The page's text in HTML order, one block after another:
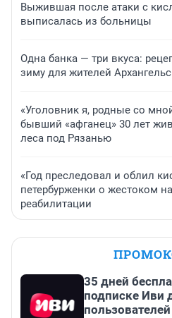
Выжившая после атаки с
выписалась из больницы
Одна банка — три вкуса:
зиму для жителей
«Уголовник я, родные со
бывший «афганец» 30 лет
леса под Рязанью
«Год преследовал и облил
петербурженки о жестоком
реабилитации
35 дней
подписке Иви
пользователей